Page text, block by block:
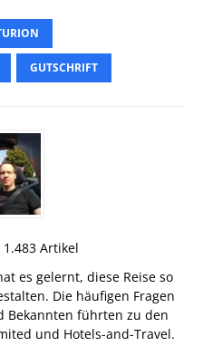
GUTSCHRIFT
1.483 Artikel
es gelernt, diese Reise so
Die häufigen Fragen
Bekannten führten zu den
und Hotels-and-Travel.